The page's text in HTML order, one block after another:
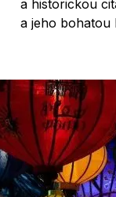
a historickou
a jeho bohatou